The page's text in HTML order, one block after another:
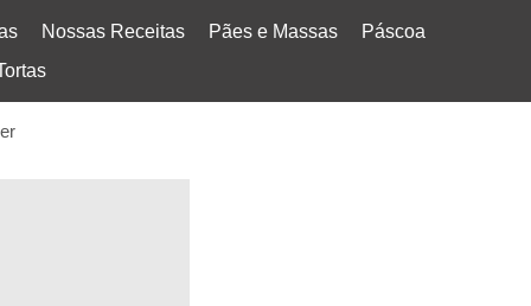
Nossas Receitas Pães e Massas
Páscoa